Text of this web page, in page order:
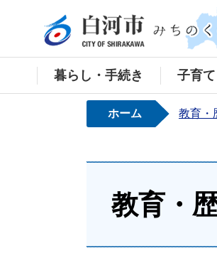
暮らし・手続き 子育
ホーム 教育・
教育・